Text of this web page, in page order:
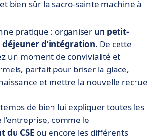
bien sûr la sacro-sainte machine à
pratique : organiser un petit-
d’intégration. De cette
un moment de convivialité et
parfait pour briser la glace,
et mettre la nouvelle recrue
de bien lui expliquer toutes les
comme le
du CSE ou encore les différents